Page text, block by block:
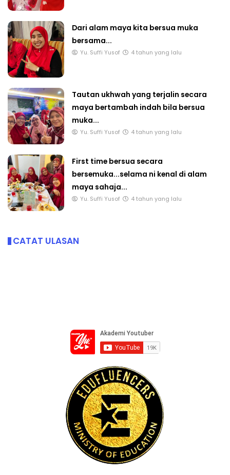
Dari alam maya kita bersua muka
bersama...
Yu. Suffi Yusof 4 tahun yang lalu
Tautan ukhwah yang terjalin secara
maya bertambah indah bila bersua
muka...
Yu. Suffi Yusof 4 tahun yang lalu
First time bersua secara
bersemuka...selama ni kenal di alam
maya sahaja...
Yu. Suffi Yusof 4 tahun yang lalu
CATAT ULASAN